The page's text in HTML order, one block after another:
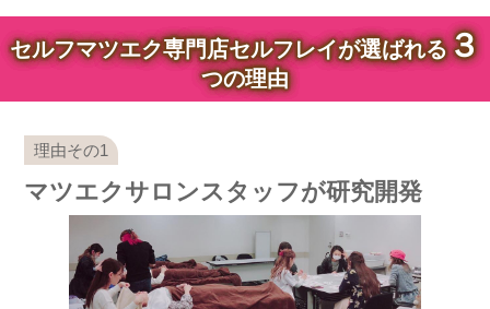
セルフマツエク専門店セルフレイが選ばれる３
つの理由
マツエクサロンスタッフが研究開発